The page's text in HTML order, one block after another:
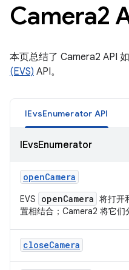
Camera2
本页总结了 Camera2 API
(EVS) API。
IEvsEnumerator API
IEvsEnumerator
openCamera
EVS openCamera 将打开
置相结合；Camera2 将它们
closeCamera